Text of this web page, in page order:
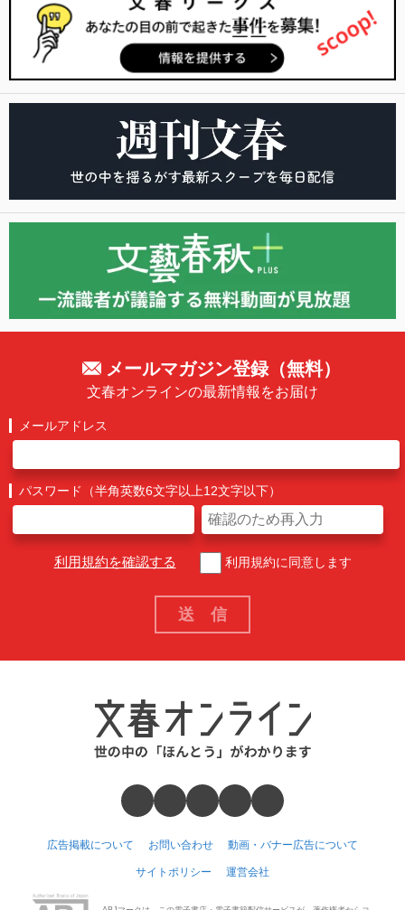
メールマガジン登録（無料）
文春オンラインの最新情報をお届け
メールアドレス
パスワード（半角英数6文字以上12文字以下）
利用規約を確認する 利用規約に同意します
広告掲載について お問い合わせ 動画・バナー広告について
サイトポリシー 運営会社